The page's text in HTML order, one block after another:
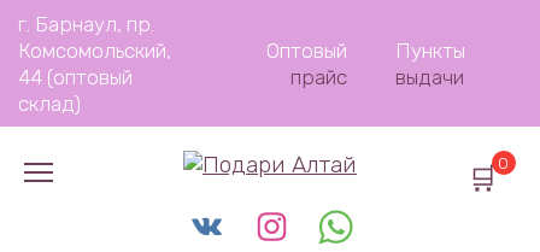
Перейти
содержанию
г. Барнаул, пр.
Комсомольский,
44 (оптовый
склад)
Оптовый
прайс
Пункты
выдачи
0